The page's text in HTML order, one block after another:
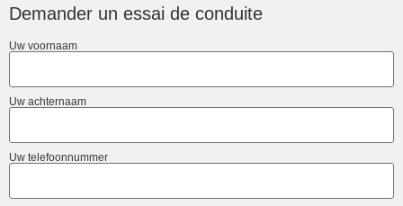
Demander un essai de conduite
Uw voornaam
Uw achternaam
Uw telefoonnummer